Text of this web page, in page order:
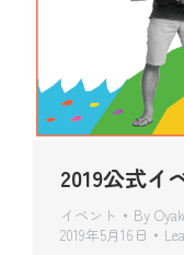
2019公式イ
イベント By
2019年5月16日